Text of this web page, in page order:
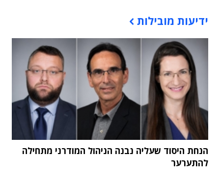
ידיעות מובילות
הנחת היסוד שעליה נבנה הניהול המודרני מתחילה
להתערער